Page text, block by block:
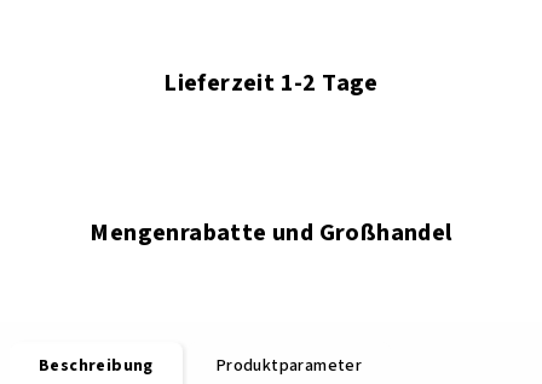
Lieferzeit 1-2 Tage
Mengenrabatte und Großhandel
Beschreibung Produktparameter